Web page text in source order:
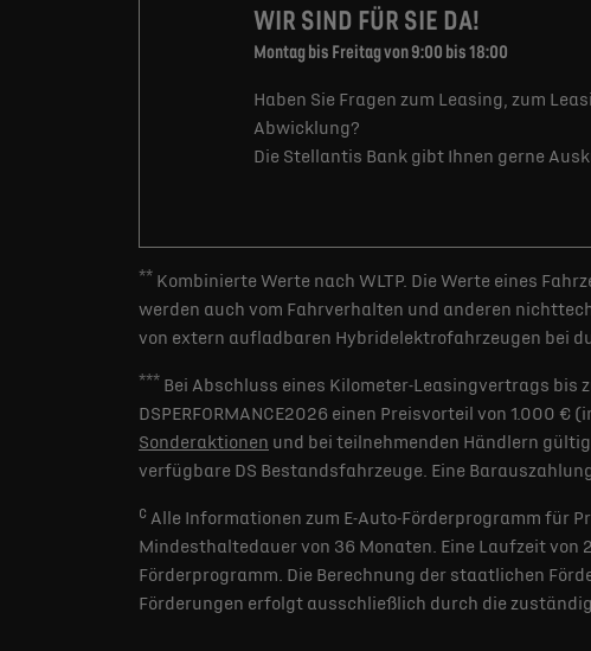
WIR SIND FÜR SIE DA!
Montag bis Freitag von 9:00 bis 18:00
Haben Sie Fragen zum Leasing, zum
Abwicklung?
Die Stellantis Bank gibt Ihnen gerne
** Kombinierte Werte nach WLTP. Die Werte eines
werden auch vom Fahrverhalten und anderen
von extern aufladbaren Hybridelektrofahrzeugen bei
*** Bei Abschluss eines Kilometer-Leasingvertrags bis
DSPERFORMANCE2026 einen Preisvorteil von 1.000
Sonderaktionen und bei teilnehmenden Händlern
verfügbare DS Bestandsfahrzeuge. Eine
c Alle Informationen zum E-Auto-Förderprogramm für
Mindesthaltedauer von 36 Monaten. Eine Laufzeit
Förderprogramm. Die Berechnung der staatlichen
Förderungen erfolgt ausschließlich durch die